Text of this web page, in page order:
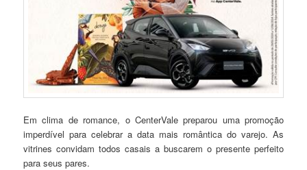
Em clima de romance, o CenterVale preparou uma promoção
imperdível para celebrar a data mais romântica do varejo. As
vitrines convidam todos casais a buscarem o presente perfeito
para seus pares.